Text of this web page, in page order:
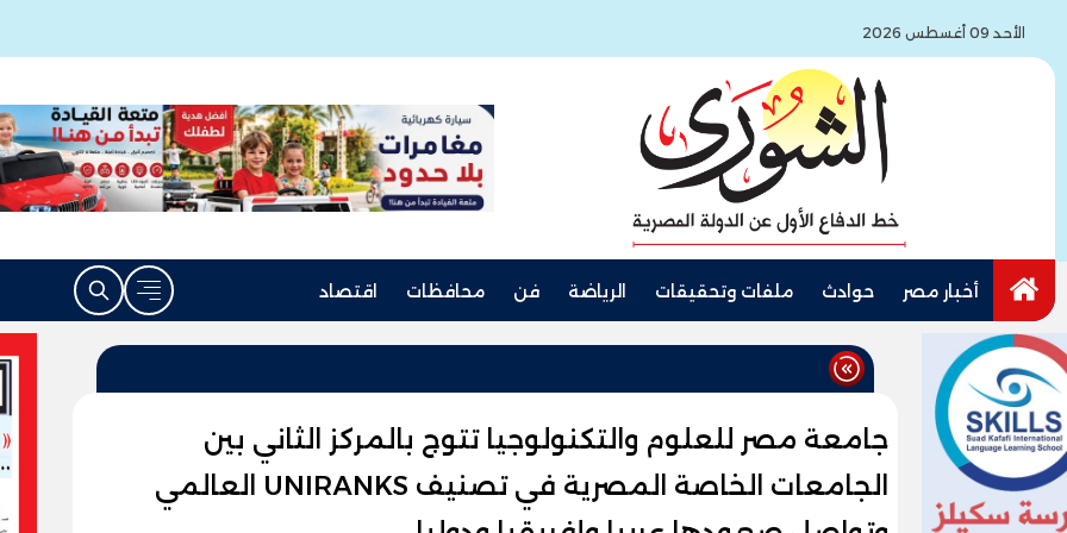
الأحد 09 أغسطس 2026
أخبار مصر حوادث ملفات وتحقيقات الرياضة فن محافظات اقتصاد
جامعة مصر للعلوم والتكنولوجيا تتوج بالمركز الثاني بين
الجامعات الخاصة المصرية في تصنيف UNIRANKS العالمي